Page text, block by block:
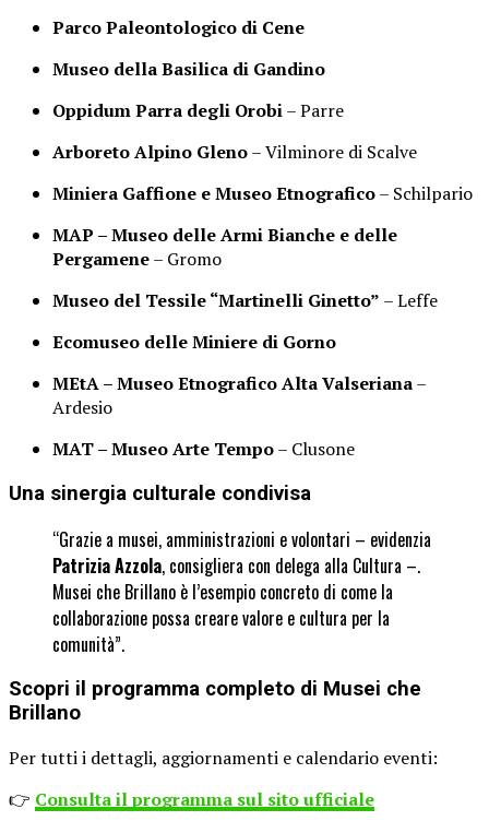
Parco Paleontologico di Cene
Museo della Basilica di Gandino
Oppidum Parra degli Orobi– Parre
Arboreto Alpino Gleno– Vilminore di Scalve
Miniera Gaffione e Museo Etnografico– Schilpario
MAP – Museo delle Armi Bianche e delle
Pergamene– Gromo
Museo del Tessile “Martinelli Ginetto” – Leffe
Ecomuseo delle Miniere di Gorno
MEtA – Museo Etnografico Alta Valseriana–
Ardesio
MAT – Museo Arte Tempo– Clusone
Una sinergia culturale condivisa
“Grazie a musei, amministrazioni e volontari – evidenzia
Patrizia Azzola, consigliera con delega alla Cultura –.
Musei che Brillano è l’esempio concreto di come la
collaborazione possa creare valore e cultura per la
comunità”.
Scopri il programma completo di Musei che
Brillano
Per tutti i dettagli, aggiornamenti e calendario eventi:
👉 Consulta il programma sul sito ufficiale